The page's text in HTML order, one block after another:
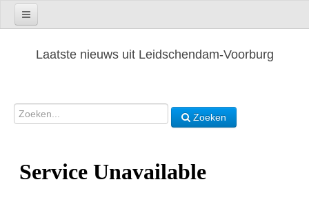
Laatste nieuws uit Leidschendam-Voorburg
Zoeken